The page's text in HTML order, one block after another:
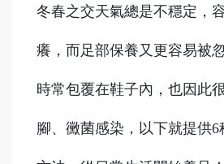
冬春之交天氣總是不穩定，
癢，而足部保養又更容易被
時常包覆在鞋子內，也因此
腳、黴菌感染，以下就提供